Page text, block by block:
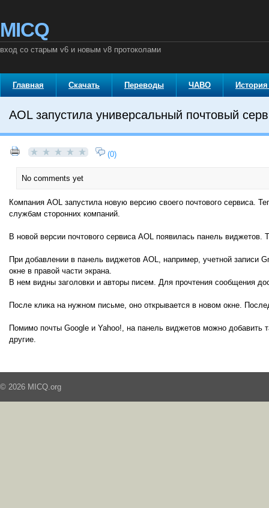
MICQ
вход со старым v6 и новым v8 протоколами
Главная Скачать Переводы ЧАВО
AOL запустила универсальный почтовый
(0)
No comments yet
Компания AOL запустила новую версию своего почтового сервиса.
службам сторонних компаний.
В новой версии почтового сервиса AOL появилась панель
При добавлении в панель виджетов AOL, например, учетной записи
окне в правой части экрана.
В нем видны заголовки и авторы писем. Для прочтения сообщения
После клика на нужном письме, оно открывается в новом окне.
Помимо почты Google и Yahoo!, на панель виджетов можно добавить
другие.
© 2026 MICQ.org